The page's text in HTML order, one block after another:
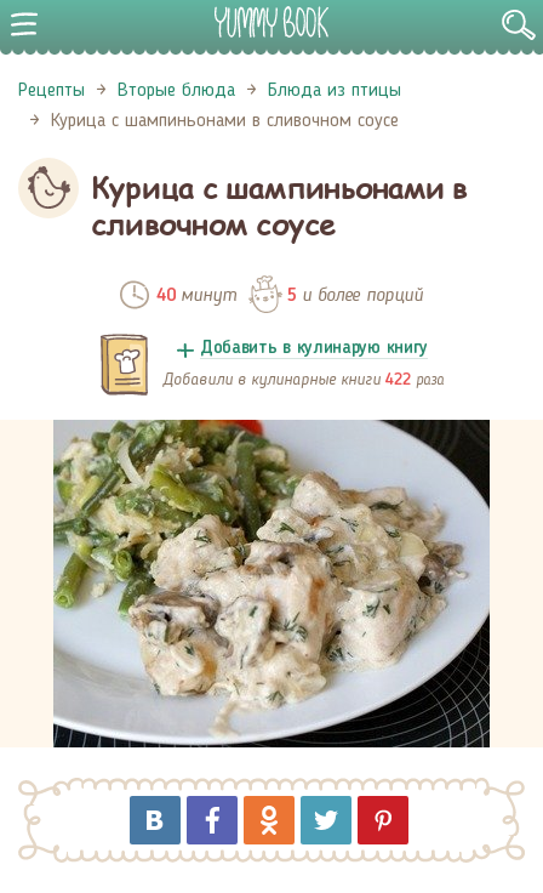
Рецепты Вторые блюда
Блюда из птицы
Курица с шампиньонами в сливочном соусе
Курица с шампиньонами в
сливочном соусе
40минут 5 и более порций
Добавить в кулинарую книгу
Добавили в кулинарные книги 422 раза